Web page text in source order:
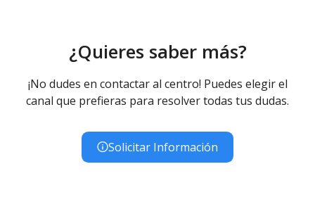
¿Quieres saber más?
¡No dudes en contactar al centro! Puedes elegir el
canal que prefieras para resolver todas tus dudas.
Solicitar Información